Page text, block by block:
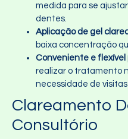
medida para se
dentes.
Aplicação de gel
baixa concentração
Conveniente e flexível
realizar o tratamento
necessidade de
Clareamento
Consultório